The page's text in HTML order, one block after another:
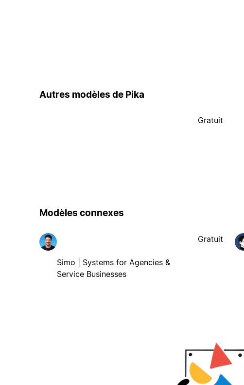
Autres modèles de Pika
Gratuit
Modèles connexes
Simo | Systems for Agencies &
Service Businesses
Gratuit